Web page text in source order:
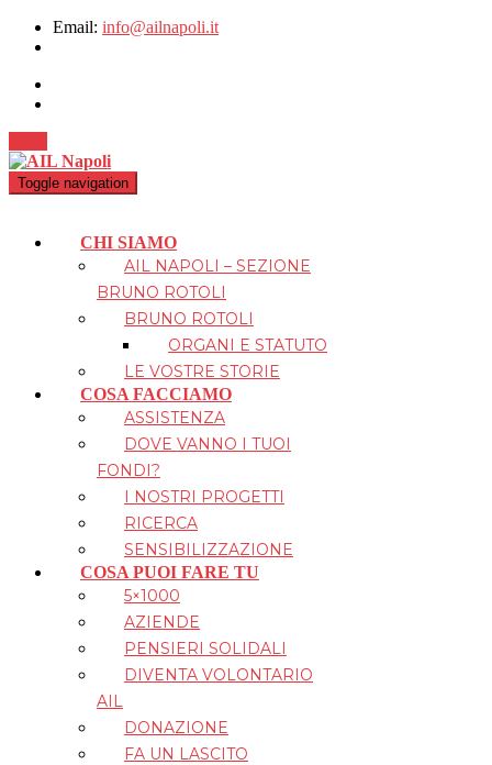
Email: info@ailnapoli.it
Toggle navigation
CHI SIAMO
AIL NAPOLI – SEZIONE
BRUNO ROTOLI
BRUNO ROTOLI
ORGANI E STATUTO
LE VOSTRE STORIE
COSA FACCIAMO
ASSISTENZA
DOVE VANNO I TUOI
FONDI?
I NOSTRI PROGETTI
RICERCA
SENSIBILIZZAZIONE
COSA PUOI FARE TU
5×1000
AZIENDE
PENSIERI SOLIDALI
DIVENTA VOLONTARIO
AIL
DONAZIONE
FA UN LASCITO